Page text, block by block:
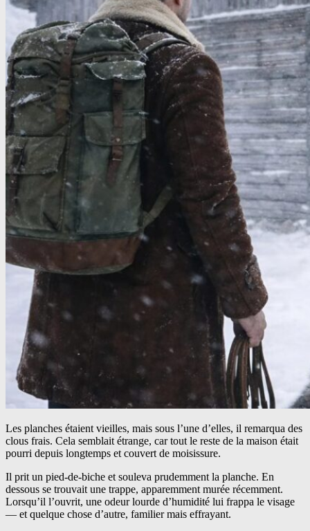
Les planches étaient vieilles, mais sous l’une d’elles, il remarqua des
clous frais. Cela semblait étrange, car tout le reste de la maison était
pourri depuis longtemps et couvert de moisissure.
Il prit un pied-de-biche et souleva prudemment la planche. En
dessous se trouvait une trappe, apparemment murée récemment.
Lorsqu’il l’ouvrit, une odeur lourde d’humidité lui frappa le visage
— et quelque chose d’autre, familier mais effrayant.